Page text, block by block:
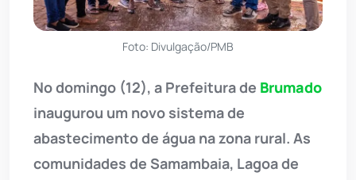
Foto: Divulgação/PMB
No domingo (12), a Prefeitura de Brumado
inaugurou um novo sistema de
abastecimento de água na zona rural. As
comunidades de Samambaia, Lagoa de